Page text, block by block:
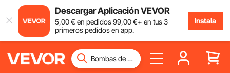
Descargar Aplicación VEVOR
5,00€ en pedidos99,00€+ en tus 3
primeros pedidos en app.
Instala